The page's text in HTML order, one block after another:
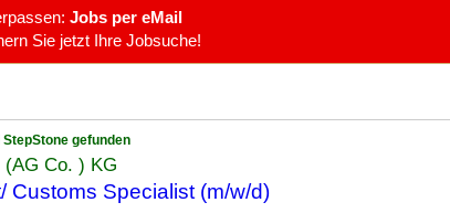
Jobs per eMail
Sie jetzt Ihre Jobsuche!
gefunden
(AG Co. ) KG
Customs Specialist (m/w/d)